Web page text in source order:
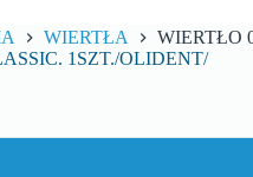
WIERTŁA
WIERTŁO
1SZT./OLIDENT/